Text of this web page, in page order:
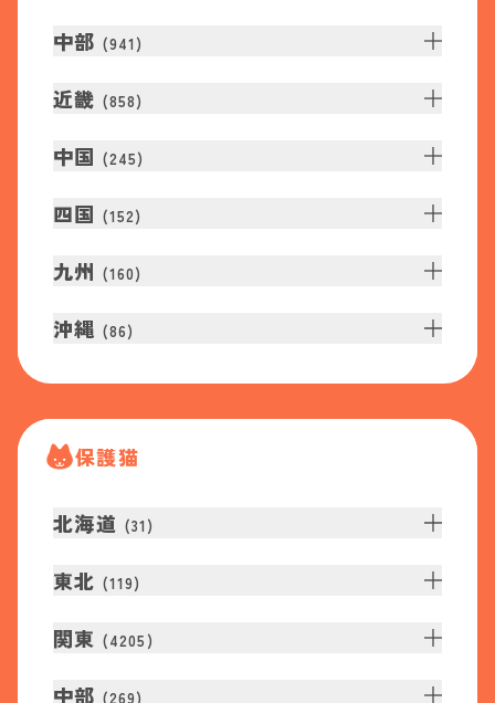
中部 (941 )
近畿 (858)
中国 (245)
四国 (152)
九州 (160)
沖縄 (86)
保護猫
北海道 (31 )
東北 (119)
関東 (4205 )
中部 (269)